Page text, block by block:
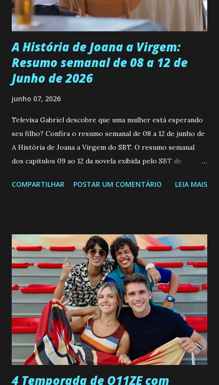
teimosa e muito persistente quando decide fazer algo.
Durante um exame ginecológico, ela é inseminada por eng...
A História de Joana a Virgem:
Resumo semanal de 08 a 12 de
Junho de 2026
junho 07, 2026
Televisa Gabriel descobre que uma mulher está esperando
seu filho? Confira o resumo semanal de 08 a 12 de junho de
A História de Joana a Virgem do SBT. O resumo semanal
dos capitulos 09 ao 12 da novela exibida pelo SBT de
a Programação Semanal do SBT de 08/06/26 a 14/06/26
confessa a Gabriel que ele demonstrou ser o tipo de
pessoa que ela tanto desejou durante toda a vida. Camila
entra no quarto de Gabriel e imagina como seria o
encontro deles, quando conseguir seduzi-lo. Manuel avisa a
Paula sobre a suposta infidelidade de Gabriel com Joana.
Rogerio consegue se livrar de todas as suspeitas pelo
desaparecimento de Francisco, apontando que ele poderia
ter sido vítima da fúria de Gabriel. Artur informa a Gabriel
que a clínica inseminou por engano outra paciente, que está
...
COMPARTILHAR POSTAR UM COMENTÁRIO LEIA MAIS
4 Temporada de O11ZE com